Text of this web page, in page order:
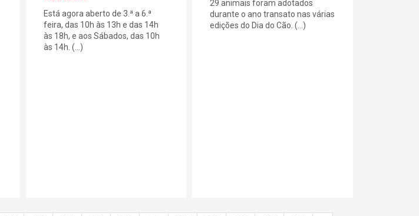
Está agora aberto de 3.ª a 6.ª
feira, das 10h às 13h e das 14h
às 18h, e aos Sábados, das 10h
às 14h. (...)
29 animais foram adotados
durante o ano transato nas várias
edições do Dia do Cão. (...)